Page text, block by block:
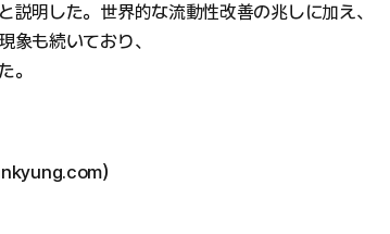
明した。世界的な流動性改善の兆しに加え、
象も続いており、
。
）